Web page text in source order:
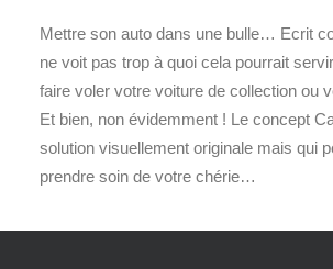
Mettre son auto dans une bulle… Ecrit
ne voit pas trop à quoi cela pourrait
faire voler votre voiture de collection ou
Et bien, non évidemment ! Le concept
solution visuellement originale mais qui
prendre soin de votre chérie…